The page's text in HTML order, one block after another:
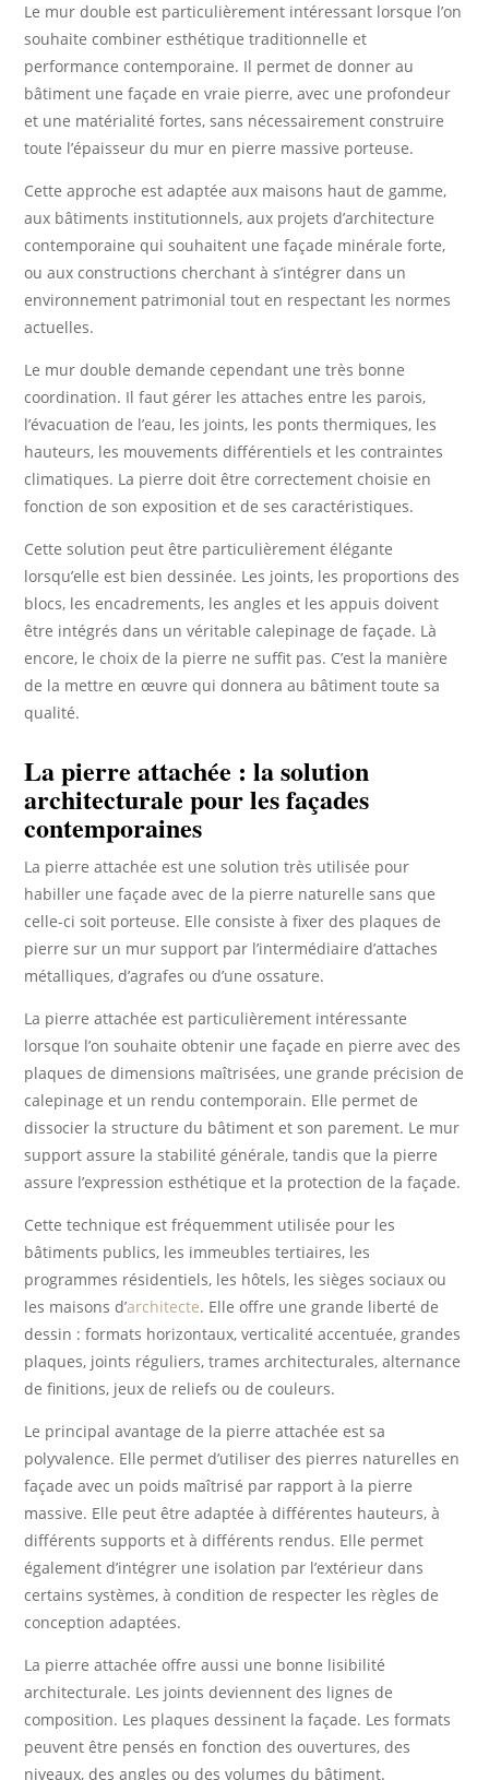
Le mur double est particulièrement intéressant lorsque l’on
souhaite combiner esthétique traditionnelle et
performance contemporaine. Il permet de donner au
bâtiment une façade en vraie pierre, avec une profondeur
et une matérialité fortes, sans nécessairement construire
toute l’épaisseur du mur en pierre massive porteuse.
Cette approche est adaptée aux maisons haut de gamme,
aux bâtiments institutionnels, aux projets d’architecture
contemporaine qui souhaitent une façade minérale forte,
ou aux constructions cherchant à s’intégrer dans un
environnement patrimonial tout en respectant les normes
actuelles.
Le mur double demande cependant une très bonne
coordination. Il faut gérer les attaches entre les parois,
l’évacuation de l’eau, les joints, les ponts thermiques, les
hauteurs, les mouvements différentiels et les contraintes
climatiques. La pierre doit être correctement choisie en
fonction de son exposition et de ses caractéristiques.
Cette solution peut être particulièrement élégante
lorsqu’elle est bien dessinée. Les joints, les proportions des
blocs, les encadrements, les angles et les appuis doivent
être intégrés dans un véritable calepinage de façade. Là
encore, le choix de la pierre ne suffit pas. C’est la manière
de la mettre en œuvre qui donnera au bâtiment toute sa
qualité.
La pierre attachée : la solution
architecturale pour les façades
contemporaines
La pierre attachée est une solution très utilisée pour
habiller une façade avec de la pierre naturelle sans que
celle-ci soit porteuse. Elle consiste à fixer des plaques de
pierre sur un mur support par l’intermédiaire d’attaches
métalliques, d’agrafes ou d’une ossature.
La pierre attachée est particulièrement intéressante
lorsque l’on souhaite obtenir une façade en pierre avec des
plaques de dimensions maîtrisées, une grande précision de
calepinage et un rendu contemporain. Elle permet de
dissocier la structure du bâtiment et son parement. Le mur
support assure la stabilité générale, tandis que la pierre
assure l’expression esthétique et la protection de la façade.
Cette technique est fréquemment utilisée pour les
bâtiments publics, les immeubles tertiaires, les
programmes résidentiels, les hôtels, les sièges sociaux ou
les maisons d’architecte. Elle offre une grande liberté de
dessin : formats horizontaux, verticalité accentuée, grandes
plaques, joints réguliers, trames architecturales, alternance
de finitions, jeux de reliefs ou de couleurs.
Le principal avantage de la pierre attachée est sa
polyvalence. Elle permet d’utiliser des pierres naturelles en
façade avec un poids maîtrisé par rapport à la pierre
massive. Elle peut être adaptée à différentes hauteurs, à
différents supports et à différents rendus. Elle permet
également d’intégrer une isolation par l’extérieur dans
certains systèmes, à condition de respecter les règles de
conception adaptées.
La pierre attachée offre aussi une bonne lisibilité
architecturale. Les joints deviennent des lignes de
composition. Les plaques dessinent la façade. Les formats
peuvent être pensés en fonction des ouvertures, des
niveaux, des angles ou des volumes du bâtiment.